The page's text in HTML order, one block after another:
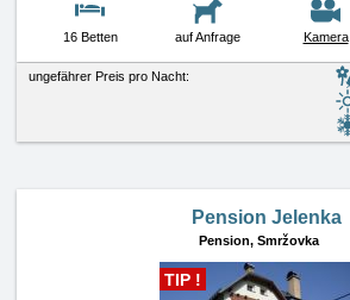
16 Betten auf Anfrage Kamera
ungefährer Preis pro Nacht:
Pension Jelenka
Pension, Smržovka
TIP !